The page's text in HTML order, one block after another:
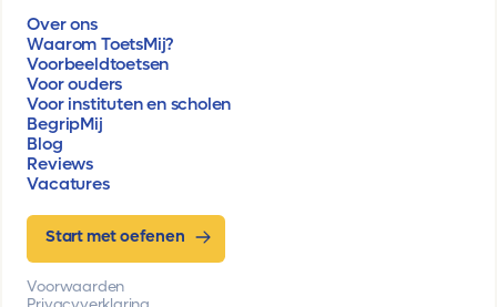
Over ons
Waarom ToetsMij?
Voorbeeldtoetsen
Voor ouders
Voor instituten en scholen
BegripMij
Blog
Reviews
Vacatures
Start met oefenen
Voorwaarden